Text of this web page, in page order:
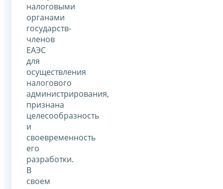
налоговыми
органами
государств-
членов
ЕАЭС
для
осуществления
налогового
администрирования,
признана
целесообразность
и
своевременность
его
разработки.
В
своем